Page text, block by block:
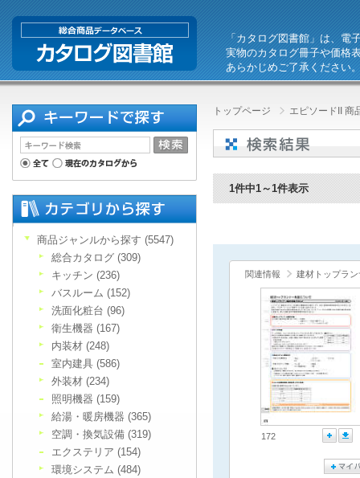
「カタログ図書館」は、電
実物のカタログ冊子や価格
あらかじめご了承ください
トップページ エピソードII 商
1件中1～1件表示
関連情報 建材トップラ
172
商品ジャンルから探す (5547)
総合カタログ (309)
キッチン (236)
バスルーム (152)
洗面化粧台 (96)
衛生機器 (167)
内装材 (248)
室内建具 (586)
外装材 (234)
照明機器 (159)
給湯・暖房機器 (365)
空調・換気設備 (319)
エクステリア (154)
環境システム (484)